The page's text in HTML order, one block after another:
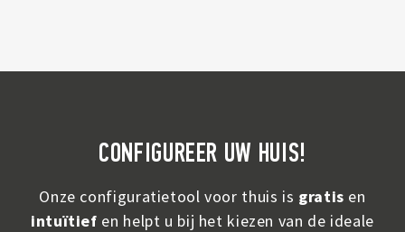
CONFIGUREER UW HUIS!
Onze configuratietool voor thuis is gratis en
intuïtief en helpt u bij het kiezen van de ideale